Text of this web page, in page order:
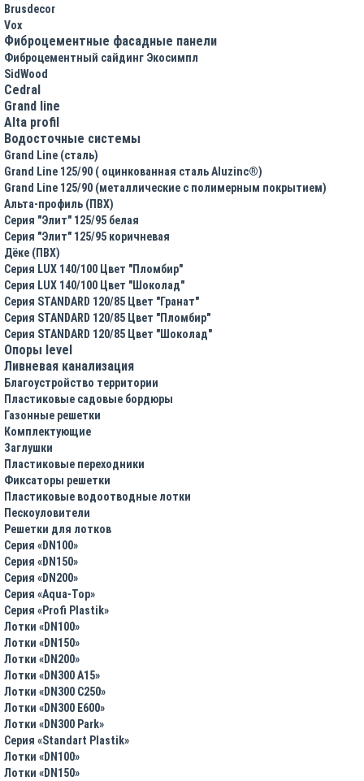
Brusdecor
Vox
Фиброцементные фасадные панели
Фиброцементный сайдинг Экосимпл
SidWood
Cedral
Grand line
Аlta profil
Водосточные системы
Grand Line (сталь)
Grand Line 125/90 ( оцинкованная сталь Aluzinc®)
Grand Line 125/90 (металлические с полимерным покрытием)
Альта-профиль (ПВХ)
Серия "Элит" 125/95 белая
Серия "Элит" 125/95 коричневая
Дёке (ПВХ)
Серия LUX 140/100 Цвет "Пломбир"
Серия LUX 140/100 Цвет "Шоколад"
Серия STANDARD 120/85 Цвет "Гранат"
Серия STANDARD 120/85 Цвет "Пломбир"
Серия STANDARD 120/85 Цвет "Шоколад"
Опоры level
Ливневая канализация
Благоустройство территории
Пластиковые садовые бордюры
Газонные решетки
Комплектующие
Заглушки
Пластиковые переходники
Фиксаторы решетки
Пластиковые водоотводные лотки
Пескоуловители
Решетки для лотков
Серия «DN100»
Серия «DN150»
Серия «DN200»
Серия «Aqua-Top»
Серия «Profi Plastik»
Лотки «DN100»
Лотки «DN150»
Лотки «DN200»
Лотки «DN300 A15»
Лотки «DN300 C250»
Лотки «DN300 E600»
Лотки «DN300 Park»
Серия «Standart Plastik»
Лотки «DN100»
Лотки «DN150»